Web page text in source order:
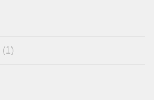
(1)